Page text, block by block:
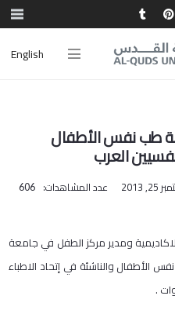
English
طب نفس الأطفال
العرب
2013 عدد المشاهدات: 606
ومدير مركز الطفل في جامعة
والناشئة في إتحاد الاطباء
.